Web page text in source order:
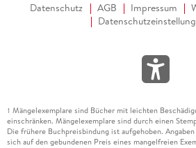
Datenschutz AGB Impressum
1 Mängelexemplare sind Bücher mit leichten
einschränken. Mängelexemplare sind durch einen
Die frühere Buchpreisbindung ist aufgehoben.
sich auf den gebundenen Preis eines mangelfreien